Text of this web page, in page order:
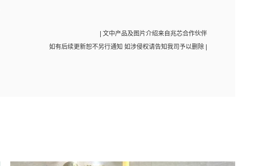
| 文中产品及图片介绍来自兆芯合作伙伴
如有后续更新恕不另行通知 如涉侵权请告知我司予以删除 |